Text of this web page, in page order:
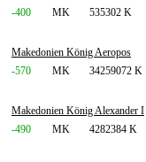
-400
MK 535302 K
Makedonien König Aeropos
-570
MK 34259072 K
Makedonien König Alexander I
-490
MK 4282384 K